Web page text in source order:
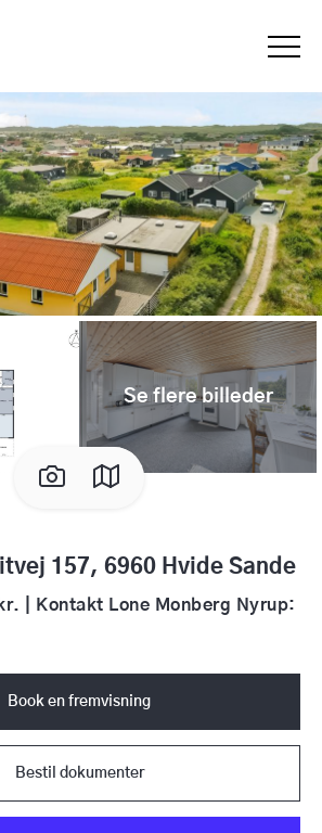
Se flere billeder
157, 6960 Hvide Sande
| Kontakt Lone Monberg Nyrup:
Book en fremvisning
Bestil dokumenter